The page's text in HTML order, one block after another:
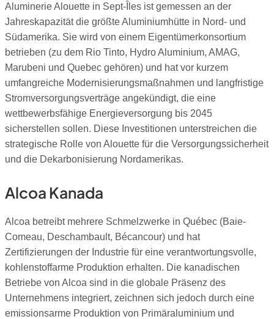
Aluminerie Alouette in Sept-Îles ist gemessen an der
Jahreskapazität die größte Aluminiumhütte in Nord- und
Südamerika. Sie wird von einem Eigentümerkonsortium
betrieben (zu dem Rio Tinto, Hydro Aluminium, AMAG,
Marubeni und Quebec gehören) und hat vor kurzem
umfangreiche Modernisierungsmaßnahmen und langfristige
Stromversorgungsverträge angekündigt, die eine
wettbewerbsfähige Energieversorgung bis 2045
sicherstellen sollen. Diese Investitionen unterstreichen die
strategische Rolle von Alouette für die Versorgungssicherheit
und die Dekarbonisierung Nordamerikas.
Alcoa Kanada
Alcoa betreibt mehrere Schmelzwerke in Québec (Baie-
Comeau, Deschambault, Bécancour) und hat
Zertifizierungen der Industrie für eine verantwortungsvolle,
kohlenstoffarme Produktion erhalten. Die kanadischen
Betriebe von Alcoa sind in die globale Präsenz des
Unternehmens integriert, zeichnen sich jedoch durch eine
emissionsarme Produktion von Primäraluminium und